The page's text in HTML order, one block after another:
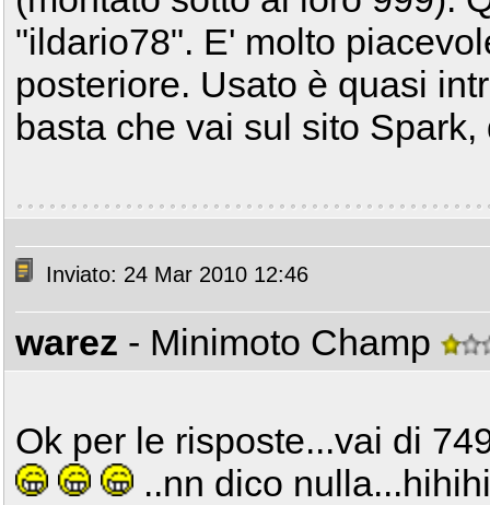
"ildario78". E' molto
posteriore. Usato è quasi
basta che vai sul sito
Inviato: 24 Mar 2010 12:46
warez - Minimoto Champ
Ok per le risposte...vai di
..nn dico